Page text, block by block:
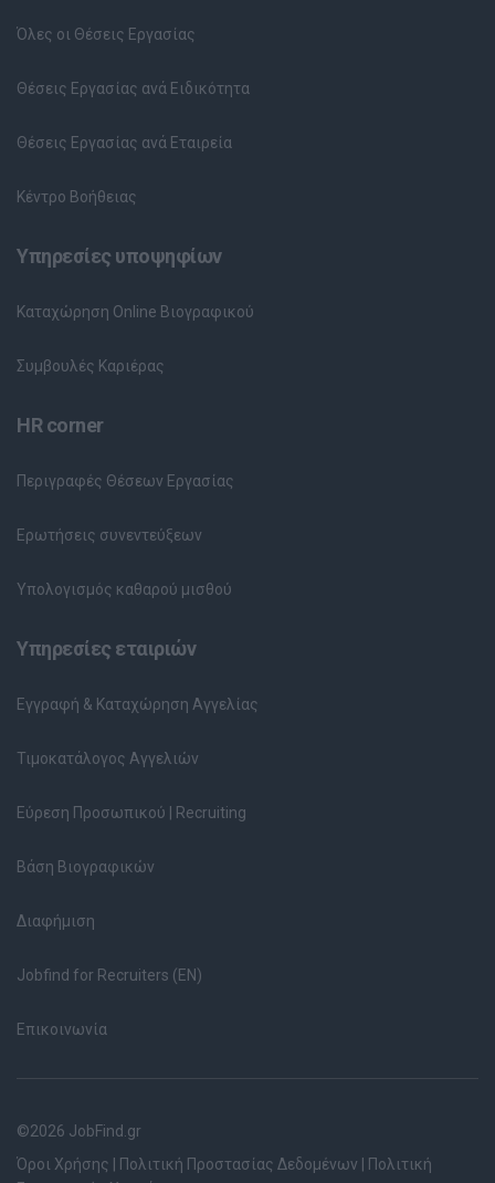
Όλες οι Θέσεις Εργασίας
Θέσεις Εργασίας ανά Ειδικότητα
Θέσεις Εργασίας ανά Εταιρεία
Κέντρο Βοήθειας
Υπηρεσίες υποψηφίων
Καταχώρηση Online Βιογραφικού
Συμβουλές Καριέρας
HR corner
Περιγραφές Θέσεων Εργασίας
Ερωτήσεις συνεντεύξεων
Υπολογισμός καθαρού μισθού
Υπηρεσίες εταιριών
Εγγραφή & Καταχώρηση Αγγελίας
Τιμοκατάλογος Αγγελιών
Εύρεση Προσωπικού | Recruiting
Βάση Βιογραφικών
Διαφήμιση
Jobfind for Recruiters (EN)
Επικοινωνία
©2026 JobFind.gr
Όροι Χρήσης
Πολιτική Προστασίας Δεδομένων
Πολιτική